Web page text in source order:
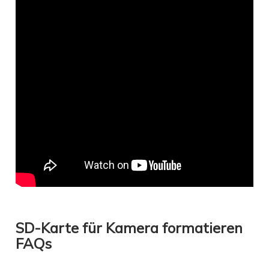
SD-Karte für Kamera formatieren
FAQs